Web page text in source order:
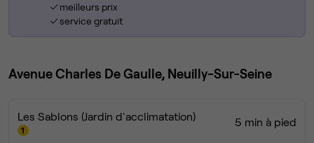
meilleurs prix
service gratuit
Avenue Charles De Gaulle, Neuilly-Sur-Seine
Les Sablons (Jardin d'acclimatation) 5 min à pied